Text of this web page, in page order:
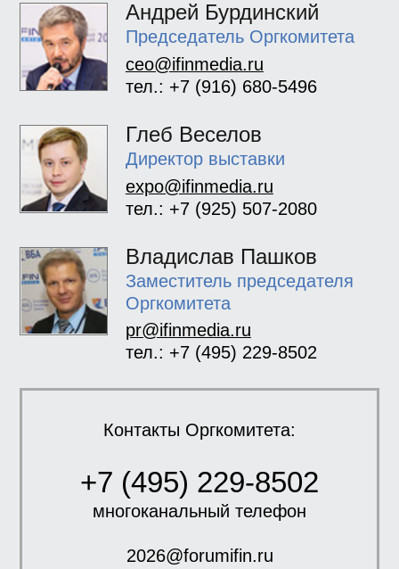
Андрей Бурдинский
Председатель Оргкомитета
ceo@ifinmedia.ru
тел.: +7 (916) 680-5496
Глеб Веселов
Директор выставки
expo@ifinmedia.ru
тел.: +7 (925) 507-2080
Владислав Пашков
Заместитель председателя
Оргкомитета
pr@ifinmedia.ru
тел.: +7 (495) 229-8502
Контакты Оргкомитета:
+7 (495) 229-8502
многоканальный телефон
2026@forumifin.ru